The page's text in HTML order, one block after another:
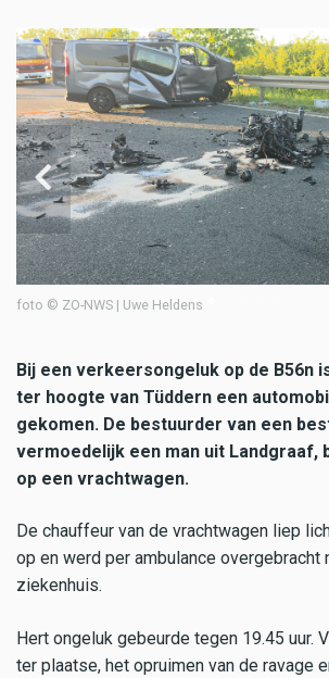
foto © ZO-NWS | Uwe Heldens
Bij een verkeersongeluk op de B56n
ter hoogte van Tüddern een
gekomen. De bestuurder van een
vermoedelijk een man uit Landgraaf,
op een vrachtwagen.
De chauffeur van de vrachtwagen liep
op en werd per ambulance overgebracht
ziekenhuis.
Hert ongeluk gebeurde tegen 19.45 uur.
ter plaatse, het opruimen van de ravage